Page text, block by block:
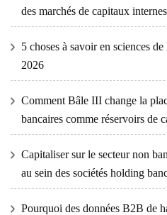
des marchés de capitaux internes
5 choses à savoir en sciences
2026
Comment Bâle III change la
bancaires comme réservoirs de
Capitaliser sur le secteur non
au sein des sociétés holding
Pourquoi des données B2B de